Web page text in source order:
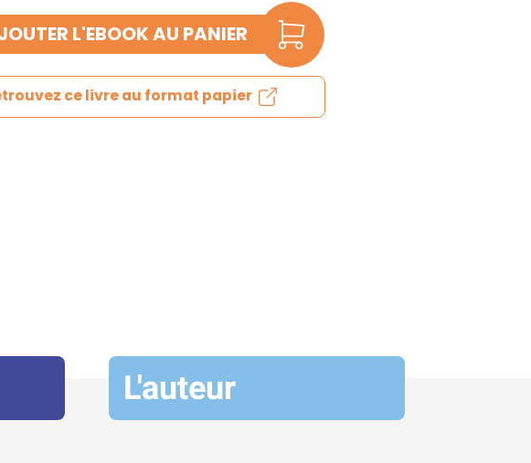
L'EBOOK AU PANIER
ce livre au format papier
L'auteur